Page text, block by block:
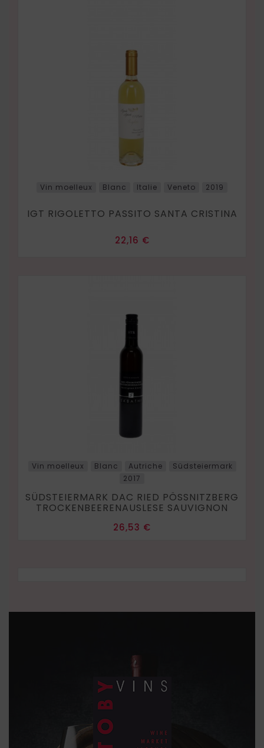
Vin moelleux Blanc Italie Veneto 2019
IGT RIGOLETTO PASSITO SANTA CRISTINA
Prix
22,16 €
Vin moelleux Blanc Autriche
Südsteiermark
2017
SÜDSTEIERMARK DAC RIED PÖSSNITZBERG
TROCKENBEERENAUSLESE SAUVIGNON
Prix
26,53 €